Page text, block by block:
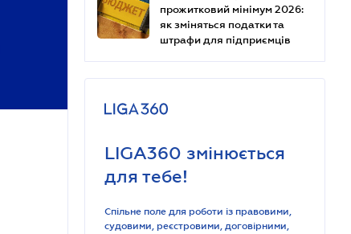
прожитковий мінімум 2026:
як зміняться податки та
штрафи для підприємців
LIGA360 змінюється
для тебе!
Спільне поле для роботи із правовими,
судовими, реєстровими, договірними,